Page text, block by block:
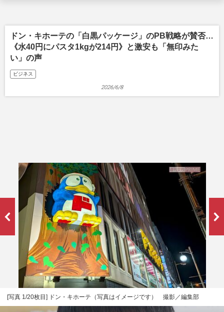
ドン・キホーテの「白黒パッケージ」のPB戦略が賛否…
《水40円にパスタ1kgが214円》と激安も「無印みた
い」の声
ビジネス
2026/6/8
[写真 1/20枚目] ドン・キホーテ（写真はイメージです） 撮影／編集部